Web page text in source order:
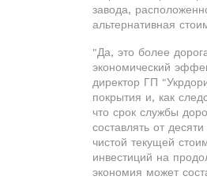
завода,
альтернативная
"Да, это более
экономический
директор ГП
покрытия и, как
что срок службы
составлять от
чистой текущей
инвестиций на
экономия может